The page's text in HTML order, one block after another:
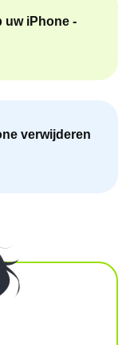
uw iPhone -
verwijderen